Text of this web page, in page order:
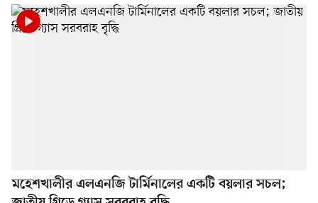
মহেশখালীর এলএনজি টার্মিনালের একটি বয়লার সচল;